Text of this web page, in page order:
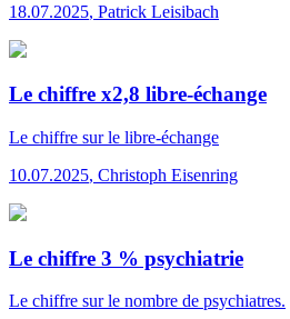
18.07.2025, Patrick Leisibach
Le chiffre x2,8 libre-échange
Le chiffre sur le libre-échange
10.07.2025, Christoph Eisenring
Le chiffre 3 % psychiatrie
Le chiffre sur le nombre de psychiatres.